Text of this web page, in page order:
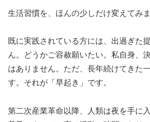
生活習慣を、ほんの少しだけ変えてみま
既に実践されている方には、出過ぎた
ん。どうかご容赦願いたい。私自身、
はありません。ただ、長年続けてきた
す。それが「早起き」です。
第二次産業革命以降、人類は夜を手に